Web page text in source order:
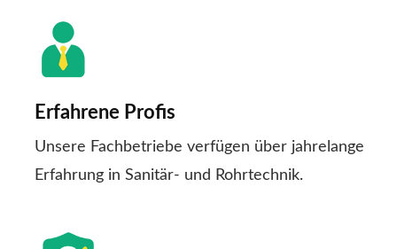
Erfahrene Profis
Unsere Fachbetriebe verfügen über jahrelange
Erfahrung in Sanitär- und Rohrtechnik.